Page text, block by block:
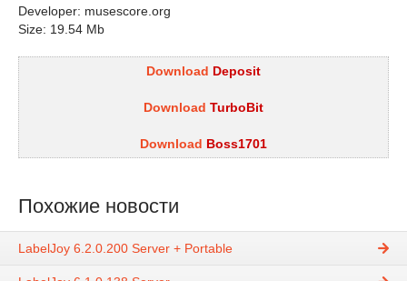
Developer: musescore.org
Size: 19.54 Mb
Download Deposit
Download TurboBit
Download Boss1701
Похожие новости
LabelJoy 6.2.0.200 Server + Portable